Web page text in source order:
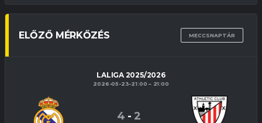
ELŐZŐ MÉRKŐZÉS MECCSNAPTÁR
LALIGA 2025/2026
2026-05-23-21:00 21:00
4 - 2